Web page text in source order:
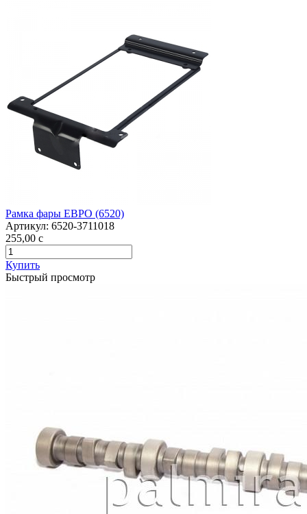
Рамка фары ЕВРО (6520)
Артикул: 6520-3711018
255,00 c
Купить
Быстрый просмотр